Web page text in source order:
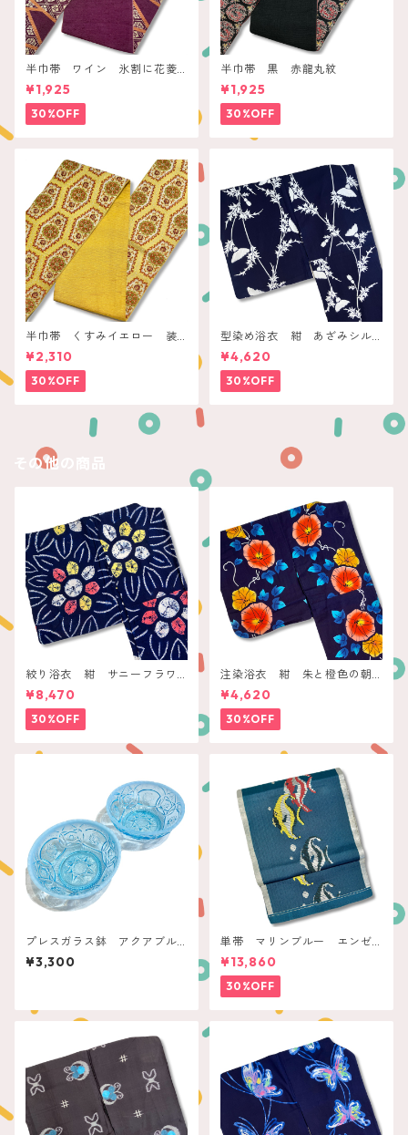
半巾帯 ワイン 氷割に花菱
亀甲
¥1,925
30%OFF
半巾帯 黒 赤龍丸紋
¥1,925
30%OFF
半巾帯 くすみイエロー 装
飾花亀甲
¥2,310
30%OFF
型染め浴衣 紺 あざみシル
エット
¥4,620
30%OFF
その他の商品
絞り浴衣 紺 サニーフラワ
ー
¥8,470
30%OFF
注染浴衣 紺 朱と橙色の朝
顔
¥4,620
30%OFF
プレスガラス鉢 アクアブル
ー ミルキーリム
¥3,300
単帯 マリンブルー エンゼ
ルフィッシュ
¥13,860
30%OFF